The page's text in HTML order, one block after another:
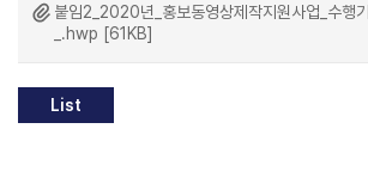
붙임2_2020년_홍보동영상제작지원사업_수행
_.hwp [61KB]
List